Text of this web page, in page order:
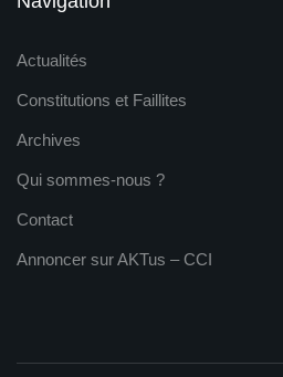
Actualités
Constitutions et Faillites
Archives
Qui sommes-nous ?
Contact
Annoncer sur AKTus – CCI